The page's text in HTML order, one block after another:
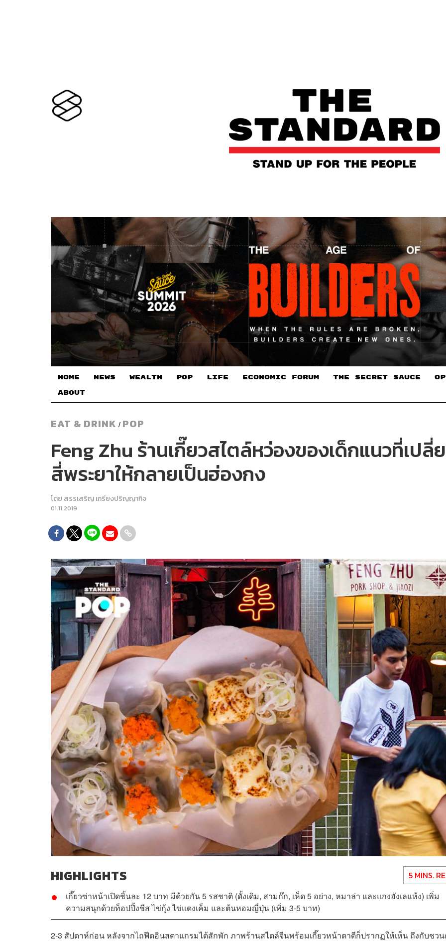
HOME NEWS WEALTH POP LIFE ECONOMIC FORUM THE SECRET SAUCE​
ABOUT
EAT & DRINK / POP
Feng Zhu ร้านเกี๊ยวสไตล์หว่องของเด็กแนวที่เปลี่
สี่พระยาให้กลายเป็นฮ่องกง
โดย สรรเสริญ เกรียงปริญญากิจ
01.11.2019
HIGHLIGHTS 5 MINS.
เกี๊ยวซ่าหน้าเปิดชิ้นละ 12 บาท มีด้วยกัน 5 รสชาติ (ดั้งเดิม, สามก๊ก, เห็ด 5 อย่าง, หมาล่า และแกงฮังเลแห้ง) เพิ่ม
ความสนุกด้วยท็อปปิ้งชีส ไข่กุ้ง ไข่แดงเค็ม และต้นหอมญี่ปุ่น (เพิ่ม 3-5 บาท)
2-3 สัปดาห์ก่อน หลังจากไถฟีดอินสตาแกรมได้สักพัก ภาพร้านสไตล์จีนพร้อมเกี๊ยวหน้าตาดีก็ปรากฏให้เห็น ถึงกับชว